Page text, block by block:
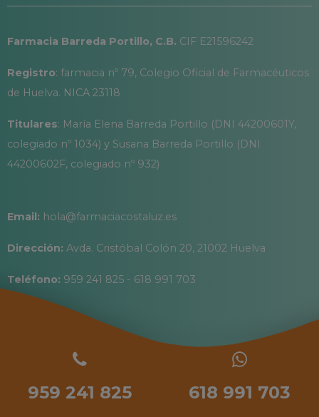
Farmacia Barreda Portillo, C.B. CIF E21596242
Registro: farmacia nº 79, Colegio Oficial de Farmacéuticos
de Huelva. NICA 23118
Titulares: María Elena Barreda Portillo (DNI 44200601Y,
colegiado nº 1034) y Susana Barreda Portillo (DNI
44200602F, colegiado nº 932)
Email: hola@farmaciacostaluz.es
Dirección: Avda. Cristóbal Colón 20, 21002 Huelva
Teléfono: 959 241 825 - 618 991 703
959 241 825 618 991 703